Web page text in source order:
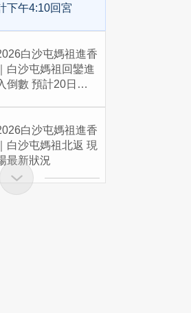
下午4:10回宮
白沙屯媽祖進香
｜白沙屯媽祖回鑾進
倒數 預計20日回
白沙屯媽祖進香
｜白沙屯媽祖北返 現
最新狀況